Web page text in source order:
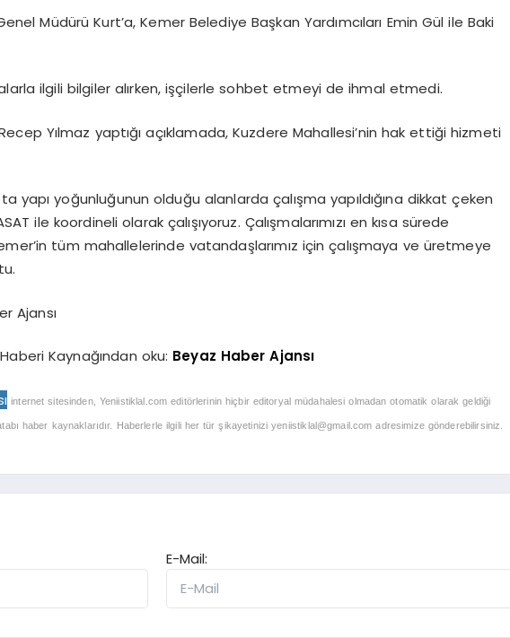
Müdürü Kurt’a, Kemer Belediye Başkan Yardımcıları Emin Gül ile Baki
ilgili bilgiler alırken, işçilerle sohbet etmeyi de ihmal etmedi.
Yılmaz yaptığı açıklamada, Kuzdere Mahallesi’nin hak ettiği hizmeti
yapı yoğunluğunun olduğu alanlarda çalışma yapıldığına dikkat çeken
ile koordineli olarak çalışıyoruz. Çalışmalarımızı en kısa sürede
tüm mahallelerinde vatandaşlarımız için çalışmaya ve üretmeye
Ajansı
Haberi Kaynağından oku: Beyaz Haber Ajansı
internet sitesinden, Yeniistiklal.com editörlerinin hiçbir editoryal müdahalesi olmadan otomatik olarak geldiği
haber kaynaklarıdır. Haberlerle ilgili her tür şikayetiniziyeniistiklal@gmail.com adresimize gönderebilirsiniz.
E-Mail: